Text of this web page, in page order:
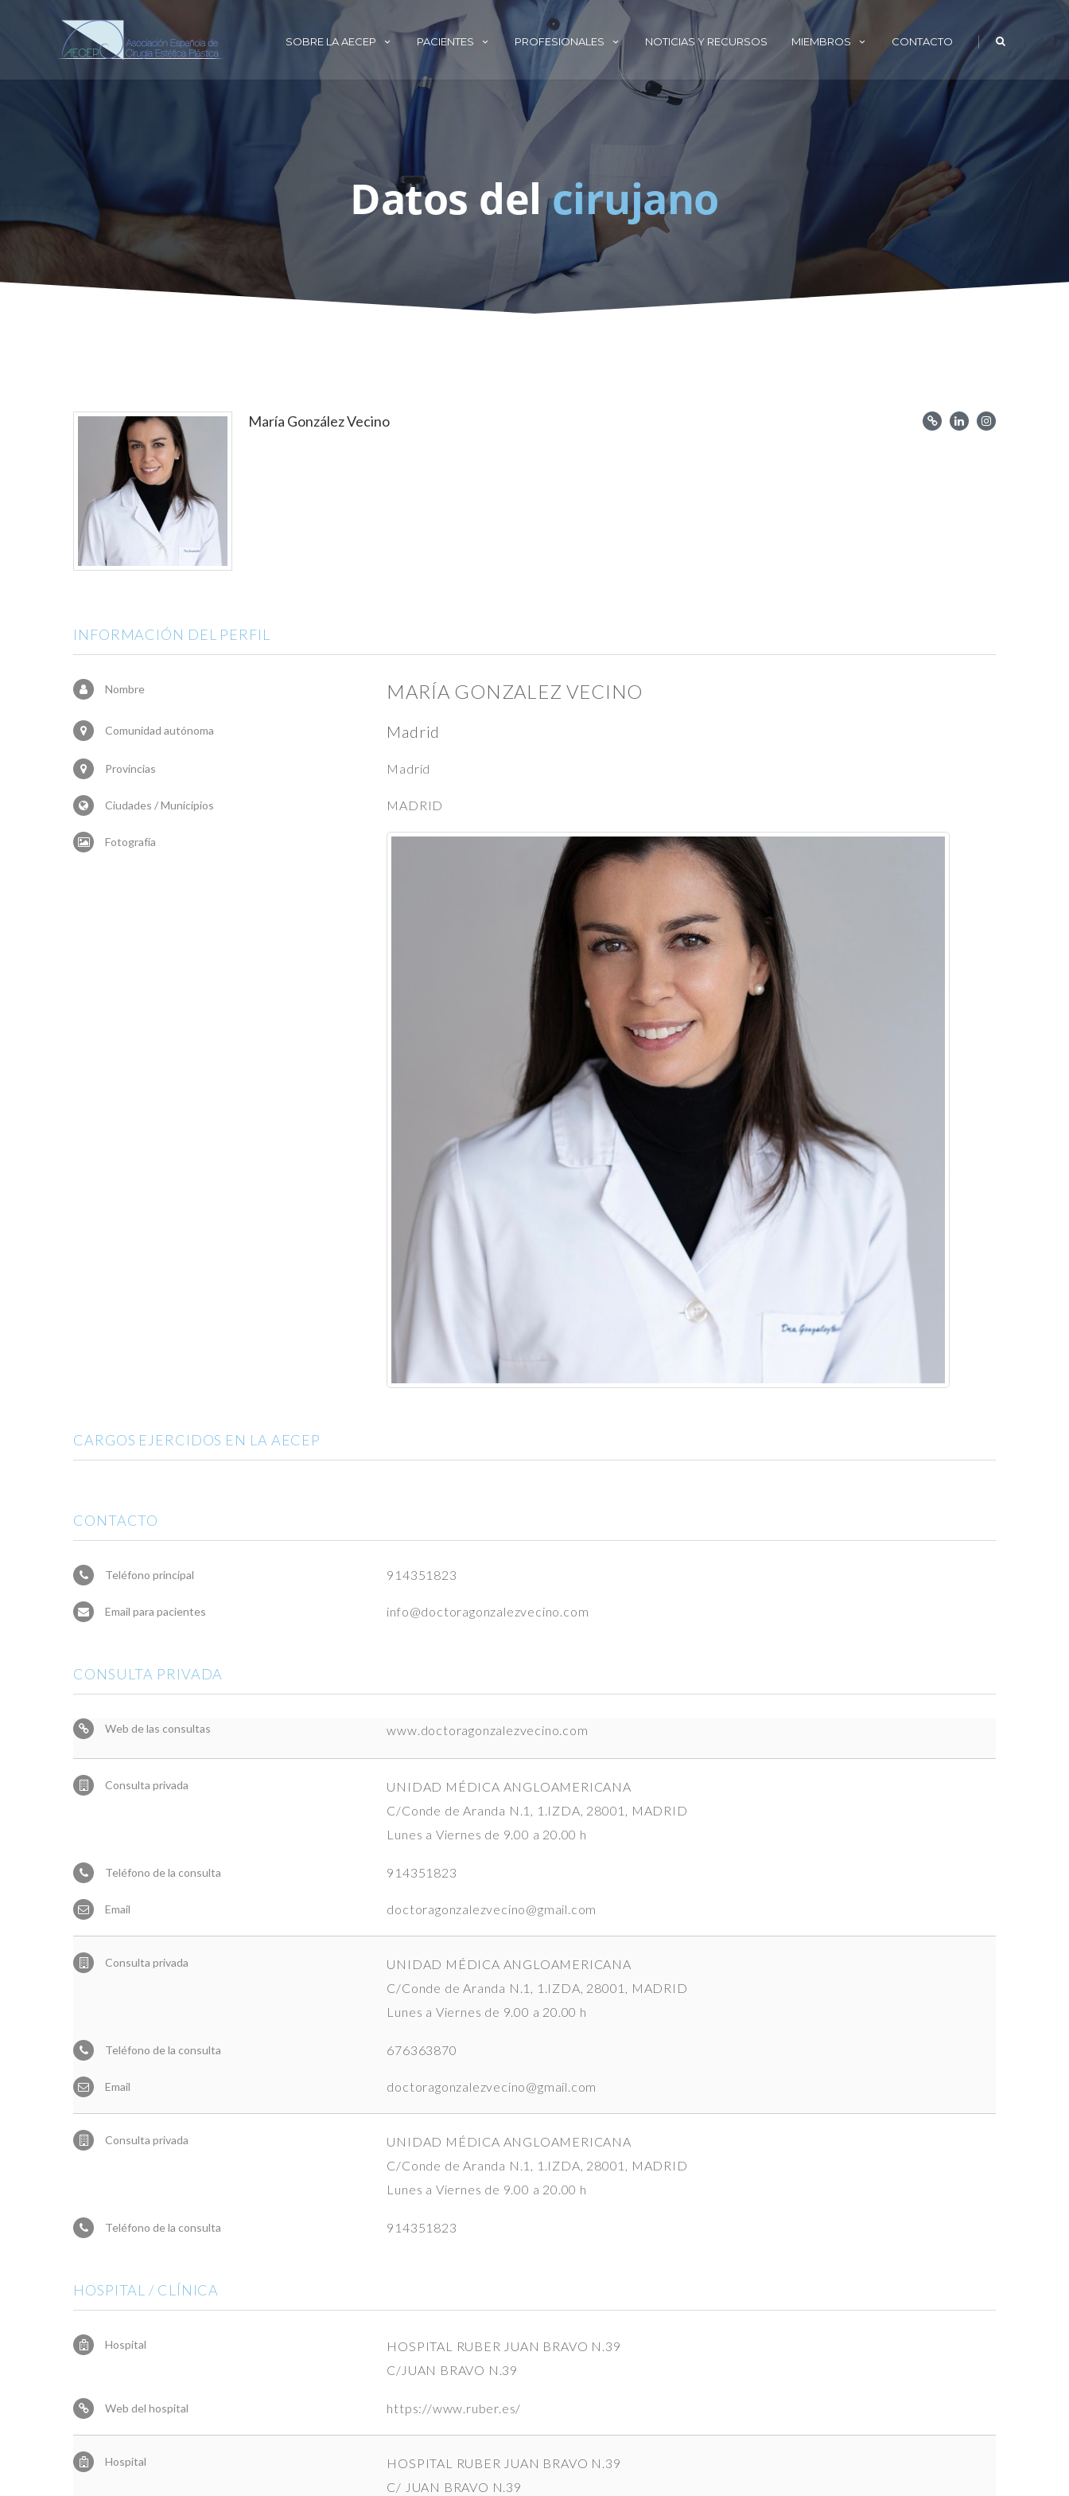
SOBRE LA AECEP PACIENTES PROFESIONALES NOTICIAS Y RECURSOS MIEMBROS CONTACTO |
Datos delcirujano
María González Vecino
INFORMACIÓN DEL PERFIL
Nombre MARÍA GONZALEZ VECINO
Comunidad autónoma Madrid
Provincias Madrid
Ciudades / Municipios MADRID
Fotografía
CARGOS EJERCIDOS EN LA AECEP
CONTACTO
Teléfono principal 914351823
Email para pacientes info@doctoragonzalezvecino.com
CONSULTA PRIVADA
Web de las consultas www.doctoragonzalezvecino.com
Consulta privada
UNIDAD MÉDICA ANGLOAMERICANA
C/Conde de Aranda N.1, 1.IZDA, 28001, MADRID
Lunes a Viernes de 9.00 a 20.00 h
Teléfono de la consulta 914351823
Email doctoragonzalezvecino@gmail.com
Consulta privada
UNIDAD MÉDICA ANGLOAMERICANA
C/Conde de Aranda N.1, 1.IZDA, 28001, MADRID
Lunes a Viernes de 9.00 a 20.00 h
Teléfono de la consulta 676363870
Email doctoragonzalezvecino@gmail.com
Consulta privada
UNIDAD MÉDICA ANGLOAMERICANA
C/Conde de Aranda N.1, 1.IZDA, 28001, MADRID
Lunes a Viernes de 9.00 a 20.00 h
Teléfono de la consulta 914351823
HOSPITAL / CLÍNICA
Hospital
HOSPITAL RUBER JUAN BRAVO N.39
C/JUAN BRAVO N.39
Web del hospital https://www.ruber.es/
Hospital
HOSPITAL RUBER JUAN BRAVO N.39
C/ JUAN BRAVO N.39